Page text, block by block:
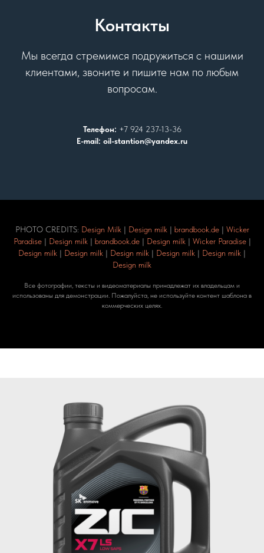
Контакты
Мы всегда стремимся подружиться с нашими
клиентами, звоните и пишите нам по любым
вопросам.
Телефон: +7 924 237-13-36
E-mail: oil-stantion@yandex.ru
PHOTO CREDITS: Design Milk | Design milk | brandbook.de| Wicker
Paradise| Design milk | brandbook.de| Design milk | Wicker Paradise|
Design milk | Design milk | Design milk | Design milk | Design milk |
Design milk
Все фотографии, тексты и видеоматериалы принадлежат их владельцам и
использованы для демонстрации. Пожалуйста, не используйте контент шаблона в
коммерческих целях.